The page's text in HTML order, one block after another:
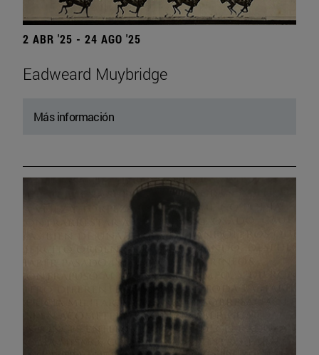
2 ABR '25 - 24 AGO '25
Eadweard Muybridge
Más información